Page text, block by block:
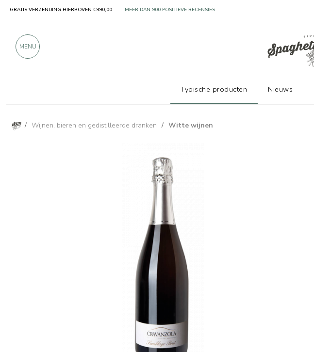
/ Wijnen, bieren en gedistilleerde dranken / Witte wijnen
GRATIS VERZENDING HIERBOVEN €990,00 ALLEEN PRODUCTEN VAN UITSTEKENDE FABRIKANTEN
MENU
Typische producten Nieuws